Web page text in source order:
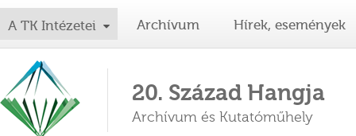
A TK Intézetei Archívum Hírek, események
20. Század Hangja
Archívum és Kutatóműhely